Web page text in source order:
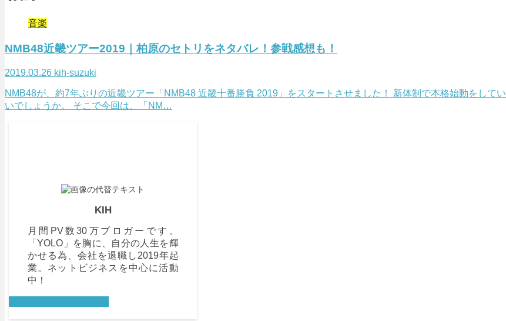
音楽
NMB48近畿ツアー2019｜柏原のセトリをネタバレ！参戦感想も！
2019.03.26 kih-suzuki
NMB48が、約7年ぶりの近畿ツアー「NMB48 近畿十番勝負 2019」をスタートさせました！ 新体制で本格始動をして
いでしょうか。 そこで今回は、「NM…
KIH
月間PV数30万ブロガーです。
「YOLO」を胸に、自分の人生を輝
かせる為、会社を退職し2019年起
業。ネットビジネスを中心に活動
中！